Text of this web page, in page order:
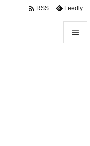

 RSS Feedly